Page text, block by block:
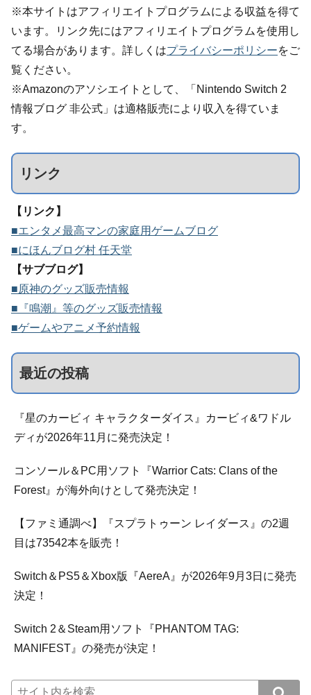
※本サイトはアフィリエイトプログラムによる収益を得て
います。リンク先にはアフィリエイトプログラムを使用し
てる場合があります。詳しくはプライバシーポリシーをご
覧ください。
※Amazonのアソシエイトとして、「Nintendo Switch 2
情報ブログ 非公式」は適格販売により収入を得ていま
す。
リンク
【リンク】
■エンタメ最高マンの家庭用ゲームブログ
■にほんブログ村 任天堂
【サブブログ】
■原神のグッズ販売情報
■『鳴潮』等のグッズ販売情報
■ゲームやアニメ予約情報
最近の投稿
『星のカービィ キャラクターダイス』カービィ&ワドル
ディが2026年11月に発売決定！
コンソール＆PC用ソフト『Warrior Cats: Clans of the
Forest』が海外向けとして発売決定！
【ファミ通調べ】『スプラトゥーン レイダース』の2週
目は73542本を販売！
Switch＆PS5＆Xbox版『AereA』が2026年9月3日に発売
決定！
Switch 2＆Steam用ソフト『PHANTOM TAG:
MANIFEST』の発売が決定！